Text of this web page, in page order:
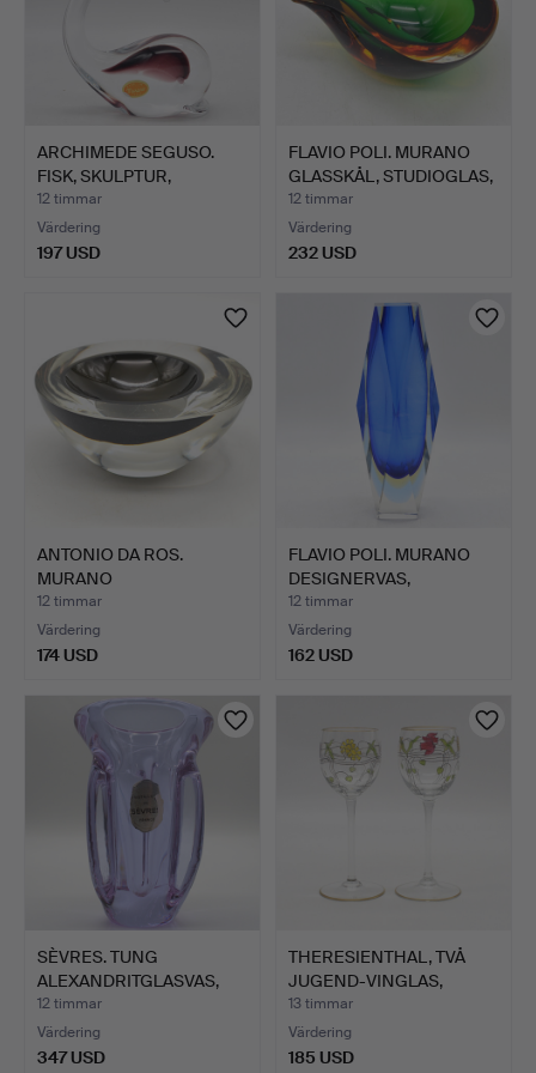
ARCHIMEDE SEGUSO.
FISK, SKULPTUR,
MURANO S…
12 timmar
Värdering
197 USD
FLAVIO POLI. MURANO
GLASSKÅL, STUDIOGLAS,
…
12 timmar
Värdering
232 USD
ANTONIO DA ROS.
MURANO
DESIGNERSKÅL, FÖR C…
12 timmar
Värdering
174 USD
FLAVIO POLI. MURANO
DESIGNERVAS,
STUDIOGLA…
12 timmar
Värdering
162 USD
SÈVRES. TUNG
ALEXANDRITGLASVAS,
FRANKRIKE …
12 timmar
Värdering
347 USD
THERESIENTHAL, TVÅ
JUGEND-VINGLAS,
"SERENA…
13 timmar
Värdering
185 USD